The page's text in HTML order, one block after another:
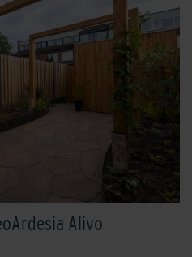
Oxydrood
Rhijnauwen Rood-Zwart
Alivo